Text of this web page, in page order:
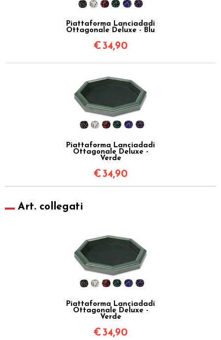
Piattaforma Lanciadadi
Ottagonale Deluxe - Blu
€34,90
Piattaforma Lanciadadi
Ottagonale Deluxe -
Verde
€34,90
Art. collegati
Piattaforma Lanciadadi
Ottagonale Deluxe -
Verde
€34,90